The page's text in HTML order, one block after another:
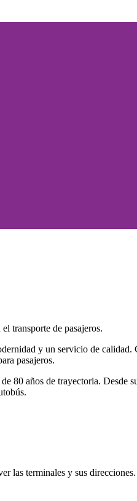
transporte de pasajeros.
y un servicio de
pasajeros.
80 años de trayectoria. Desde
las terminales y sus